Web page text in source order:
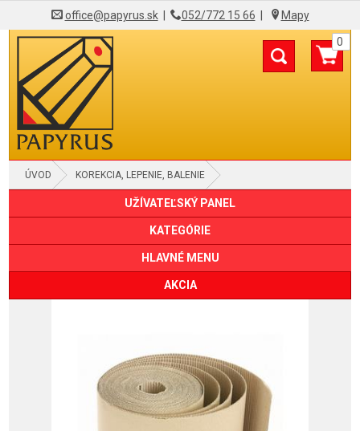
office@papyrus.sk| 052/772 15 66 Mapy
0
ÚVOD KOREKCIA, LEPENIE, BALENIE
BALIACE PAPIERE, ŠKATULE, TUBUSY
UŽÍVATEĽSKÝ PANEL
KATEGÓRIE
HLAVNÉ MENU
AKCIA